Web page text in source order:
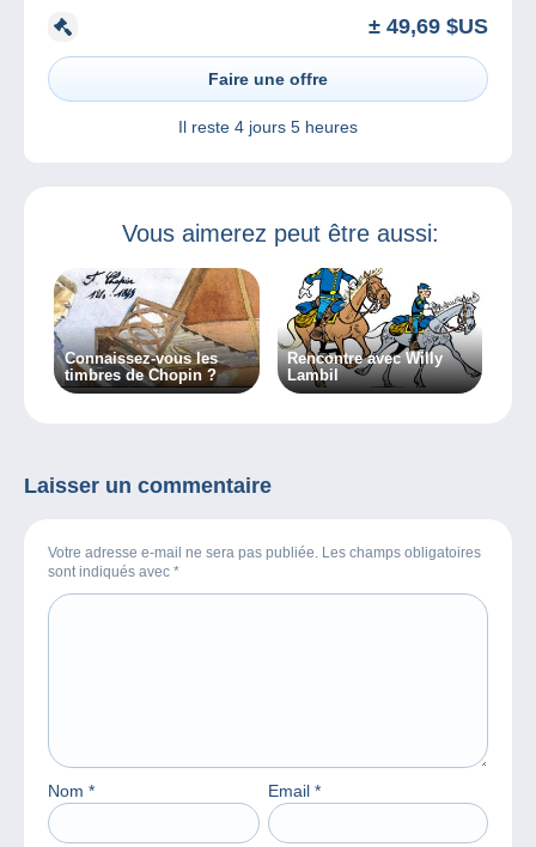
± 49,69 $US
Faire une offre
Il reste 4 jours 5 heures
Vous aimerez peut être aussi:
Connaissez-vous les
timbres de Chopin ?
Rencontre avec Willy
Lambil
Laisser un commentaire
Votre adresse e-mail ne sera pas publiée. Les champs obligatoires
sont indiqués avec *
Nom * Email *